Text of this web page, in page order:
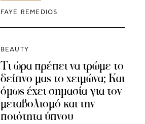
FAYE REMEDIOS
BEAUTY
Τι ώρα πρέπει να τρώμε το
δείπνο μας το χειμώνα; Και
όμως έχει σημασία για τον
μεταβολισμό και την
ποιότητα ύπνου